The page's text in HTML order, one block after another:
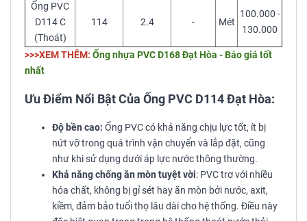
Ống PVC
D114 C
(Thoát)
114 2.4 - Mét
100.000 -
130.000
>>>XEM THÊM: Ống nhựa PVC D168 Đạt Hòa - Báo giá tốt
nhất
Ưu Điểm Nổi Bật Của Ống PVC D114 Đạt Hòa:
Độ bền cao: Ống PVC có khả năng chịu lực tốt, ít bị
nứt vỡ trong quá trình vận chuyển và lắp đặt, cũng
như khi sử dụng dưới áp lực nước thông thường.
Khả năng chống ăn mòn tuyệt vời: PVC trơ với nhiều
hóa chất, không bị gỉ sét hay ăn mòn bởi nước, axit,
kiềm, đảm bảo tuổi thọ lâu dài cho hệ thống. Điều này